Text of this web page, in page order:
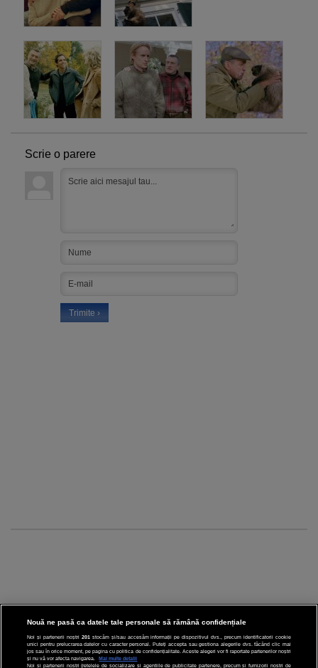
Scrie o parere
CINEMA
Nouă ne pasă ca datele tale personale să rămână confidențiale
Noi și partenerii noștri 201 stocăm și/sau accesăm informații pe dispozitivul dvs., precum identificatorii cookie
unici pentru prelucrarea datelor cu caracter personal. Puteți accepta sau gestiona alegerile dvs. făcând clic mai
jos sau în orice moment, pe pagina cu politica de confidențialitate. Aceste alegeri vor fi raportate partenerilor noștri
și nu vă vor afecta navigarea.
Mai multe detalii
Noi si partenerii nostri (retelele de socializare si agentiile de publicitate partenere, precum si furnizorii nostri de